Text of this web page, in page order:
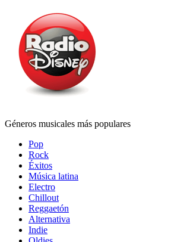
Géneros musicales más populares
Pop
Rock
Éxitos
Música latina
Electro
Chillout
Reggaetón
Alternativa
Indie